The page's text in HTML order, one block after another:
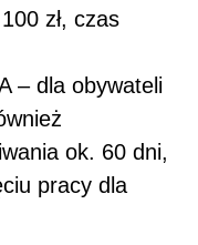
zł, czas
– dla obywateli
ok. 60 dni,
pracy dla